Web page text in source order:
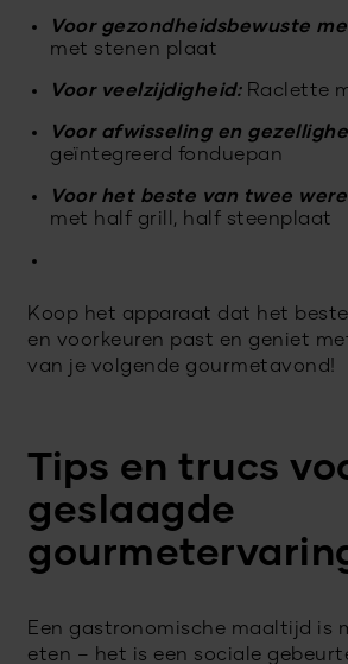
Voor gezondheidsbewuste
met stenen plaat
Voor veelzijdigheid:Raclette
Voor afwisseling en
geïntegreerd fonduepan
Voor het beste van twee
met half grill, half steenplaat
Koop het apparaat dat het
en voorkeuren past en geniet
van je volgende gourmetavond!
Tips en trucs
geslaagde
Een gastronomische maaltijd is
eten – het is een sociale